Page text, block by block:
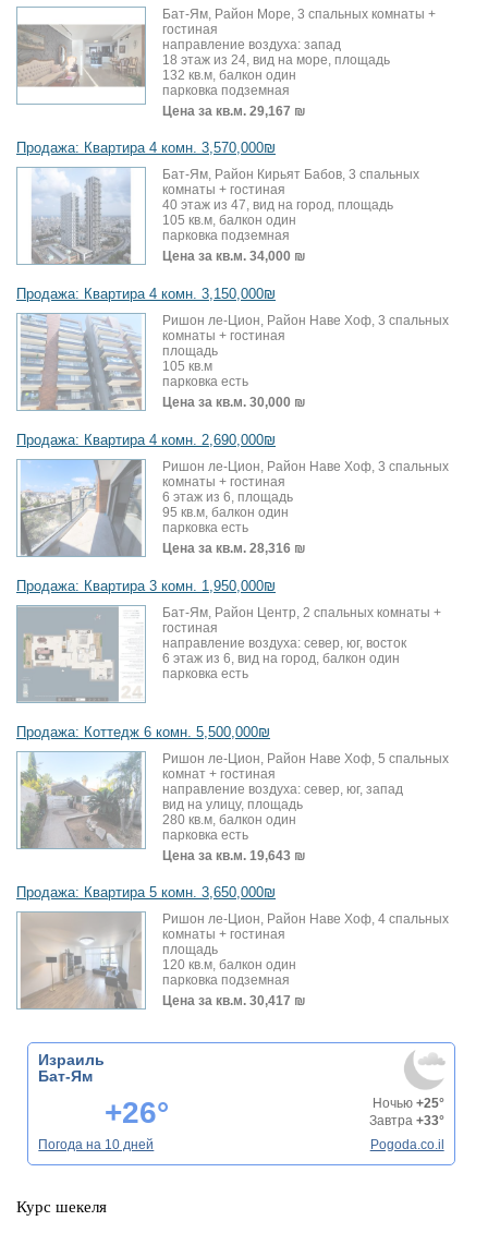
Бат-Ям, Район Море, 3 спальных комнаты +
гостиная
направление воздуха: запад
18 этаж из 24, вид на море, площадь
132 кв.м, балкон один
парковка подземная
Цена за кв.м. 29,167 ₪
Продажа: Квартира 4 комн. 3,570,000₪
Бат-Ям, Район Кирьят Бабов, 3 спальных
комнаты + гостиная
40 этаж из 47, вид на город, площадь
105 кв.м, балкон один
парковка подземная
Цена за кв.м. 34,000 ₪
Продажа: Квартира 4 комн. 3,150,000₪
Ришон ле-Цион, Район Наве Хоф, 3 спальных
комнаты + гостиная
площадь
105 кв.м
парковка есть
Цена за кв.м. 30,000 ₪
Продажа: Квартира 4 комн. 2,690,000₪
Ришон ле-Цион, Район Наве Хоф, 3 спальных
комнаты + гостиная
6 этаж из 6, площадь
95 кв.м, балкон один
парковка есть
Цена за кв.м. 28,316 ₪
Продажа: Квартира 3 комн. 1,950,000₪
Бат-Ям, Район Центр, 2 спальных комнаты +
гостиная
направление воздуха: север, юг, восток
6 этаж из 6, вид на город, балкон один
парковка есть
Продажа: Коттедж 6 комн. 5,500,000₪
Ришон ле-Цион, Район Наве Хоф, 5 спальных
комнат + гостиная
направление воздуха: север, юг, запад
вид на улицу, площадь
280 кв.м, балкон один
парковка есть
Цена за кв.м. 19,643 ₪
Продажа: Квартира 5 комн. 3,650,000₪
Ришон ле-Цион, Район Наве Хоф, 4 спальных
комнаты + гостиная
площадь
120 кв.м, балкон один
парковка подземная
Цена за кв.м. 30,417 ₪
Израиль
Бат-Ям
+26° Ночью +25°
Завтра +33°
Погода на 10 дней
Pogoda.co.il
Курс шекеля